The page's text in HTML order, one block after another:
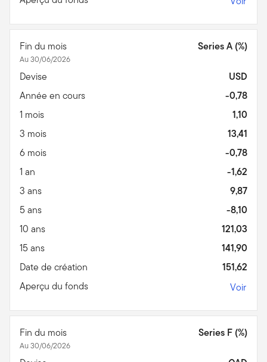
Fin du mois
Au 30/06/2026
Series A (%)
Devise
USD
Année en cours
-0,78
1 mois
1,10
3 mois
13,41
6 mois
-0,78
1 an
-1,62
3 ans
9,87
5 ans
-8,10
10 ans
121,03
15 ans
141,90
Date de création
151,62
Aperçu du fonds
Voir
Fin du mois
Au 30/06/2026
Series F (%)